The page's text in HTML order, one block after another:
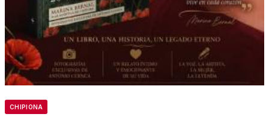
CHIPIONA